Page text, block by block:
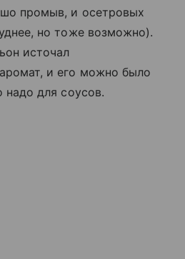
промыв, и осетровых
но тоже возможно).
источал
и его можно было
надо для соусов.